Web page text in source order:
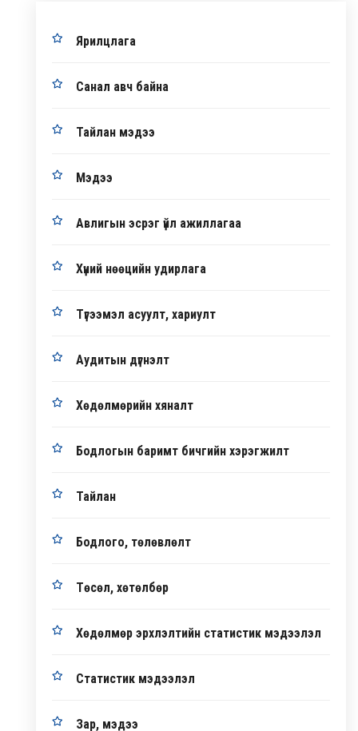
Ярилцлага
Санал авч байна
Тайлан мэдээ
Мэдээ
Авлигын эсрэг үйл ажиллагаа
Хүний нөөцийн удирлага
Түгээмэл асуулт, хариулт
Аудитын дүгнэлт
Хөдөлмөрийн хяналт
Бодлогын баримт бичгийн хэрэгжилт
Тайлан
Бодлого, төлөвлөлт
Төсөл, хөтөлбөр
Хөдөлмөр эрхлэлтийн статистик мэдээлэл
Статистик мэдээлэл
Зар, мэдээ